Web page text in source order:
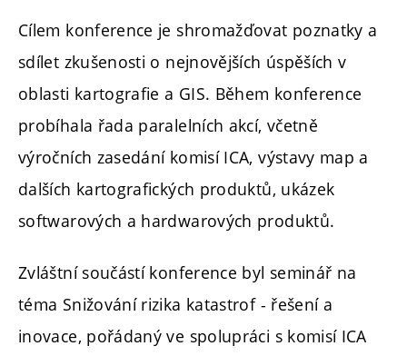
Cílem konference je shromažďovat poznatky a
sdílet zkušenosti o nejnovějších úspěších v
oblasti kartografie a GIS. Během konference
probíhala řada paralelních akcí, včetně
výročních zasedání komisí ICA, výstavy map a
dalších kartografických produktů, ukázek
softwarových a hardwarových produktů.
Zvláštní součástí konference byl seminář na
téma Snižování rizika katastrof - řešení a
inovace, pořádaný ve spolupráci s komisí ICA